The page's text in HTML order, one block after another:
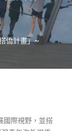
僑計畫」~
國際視野，並搭